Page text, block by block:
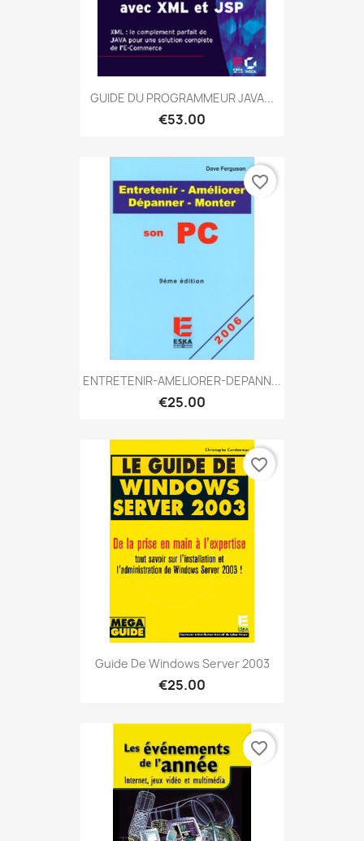
GUIDE DU PROGRAMMEUR JAVA...
€53.00
ENTRETENIR-AMELIORER-DEPANN...
€25.00
favorite_border
Guide De Windows Server 2003
€25.00
favorite_border
favorite_border